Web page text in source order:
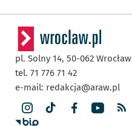
pl. Solny 14, 50-062 Wrocław
tel. 71 776 71 42
e-mail: redakcja@araw.pl